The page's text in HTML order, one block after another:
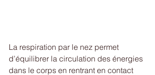
La respiration par le nez permet
d’équilibrer la circulation des énergies
dans le corps en rentrant en contact